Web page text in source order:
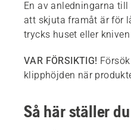
En av anledningarna
att skjuta framåt är för
trycks huset eller
VAR FÖRSIKTIG!
klipphöjden när
Så här ställer